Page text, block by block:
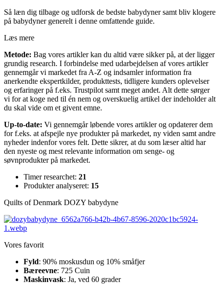
Så læn dig tilbage og udforsk de bedste babydyner samt bliv klogere
på babydyner generelt i denne omfattende guide.
Læs mere
Metode: Bag vores artikler kan du altid være sikker på, at der ligger
grundig research. I forbindelse med udarbejdelsen af vores artikler
gennemgår vi markedet fra A-Z og indsamler information fra
anerkendte ekspertkilder, produkttests, tidligere kunders oplevelser
og erfaringer på f.eks. Trustpilot samt meget andet. Alt dette sørger
vi for at koge ned til én nem og overskuelig artikel der indeholder alt
du skal vide om et givent emne.
Up-to-date: Vi gennemgår løbende vores artikler og opdaterer dem
for f.eks. at afspejle nye produkter på markedet, ny viden samt andre
nyheder indenfor vores felt. Dette sikrer, at du som læser altid har
den nyeste og mest relevante information om senge- og
søvnprodukter på markedet.
Timer researchet: 21
Produkter analyseret: 15
Quilts of Denmark DOZY babydyne
Vores favorit
Fyld: 90% moskusdun og 10% småfjer
Bæreevne: 725 Cuin
Maskinvask: Ja, ved 60 grader